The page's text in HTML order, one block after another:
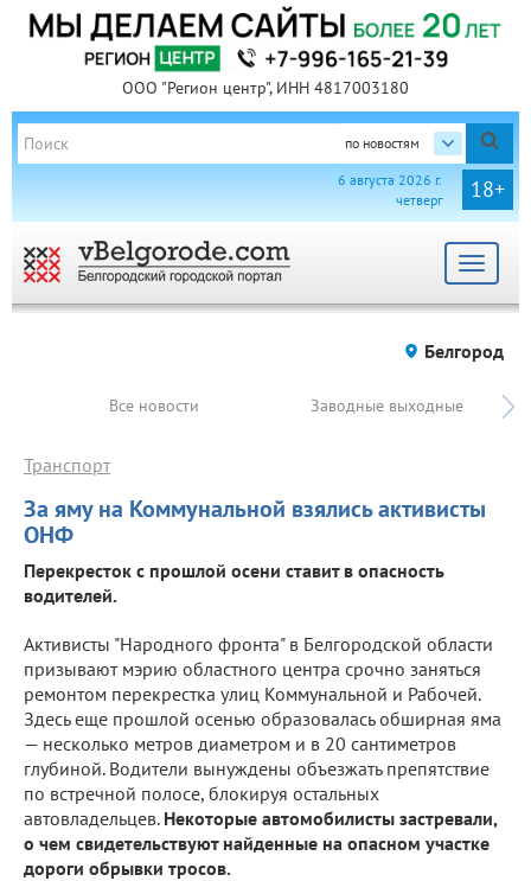
ООО "Регион центр", ИНН 4817003180
по новостям
18+
6 августа 2026 г.
четверг
Toggle
Белгород
Все новости Заводные выходные
За яму на Коммунальной взялись активисты
ОНФ
Транспорт
Перекресток с прошлой осени ставит в опасность
водителей.
Активисты "Народного фронта" в Белгородской области
призывают мэрию областного центра срочно заняться
ремонтом перекрестка улиц Коммунальной и Рабочей.
Здесь еще прошлой осенью образовалась обширная яма
— несколько метров диаметром и в 20 сантиметров
глубиной. Водители вынуждены объезжать препятствие
по встречной полосе, блокируя остальных
автовладельцев. Некоторые автомобилисты застревали,
о чем свидетельствуют найденные на опасном участке
дороги обрывки тросов.